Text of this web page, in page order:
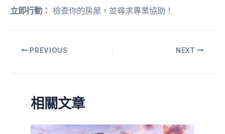
立即行動： 檢查你的房屋，並尋求專業協助！
PREVIOUS NEXT
相關文章